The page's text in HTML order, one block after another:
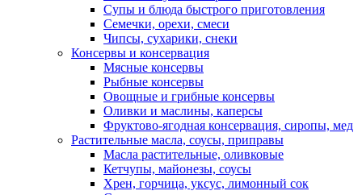
Супы и блюда быстрого приготовления
Семечки, орехи, смеси
Чипсы, сухарики, снеки
Консервы и консервация
Мясные консервы
Рыбные консервы
Овощные и грибные консервы
Оливки и маслины, каперсы
Фруктово-ягодная консервация, сиропы, мед
Растительные масла, соусы, приправы
Масла растительные, оливковые
Кетчупы, майонезы, соусы
Хрен, горчица, уксус, лимонный сок